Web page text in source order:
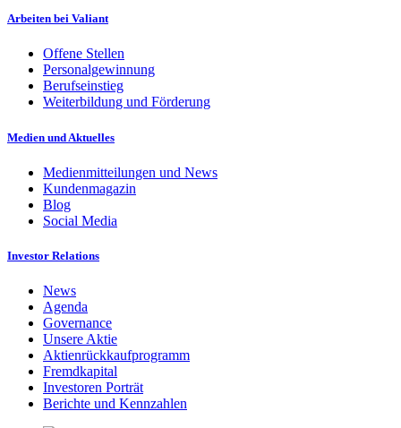
Arbeiten bei Valiant
Offene Stellen
Personalgewinnung
Berufseinstieg
Weiterbildung und Förderung
Medien und Aktuelles
Medienmitteilungen und News
Kundenmagazin
Blog
Social Media
Investor Relations
News
Agenda
Governance
Unsere Aktie
Aktienrückkaufprogramm
Fremdkapital
Investoren Porträt
Berichte und Kennzahlen